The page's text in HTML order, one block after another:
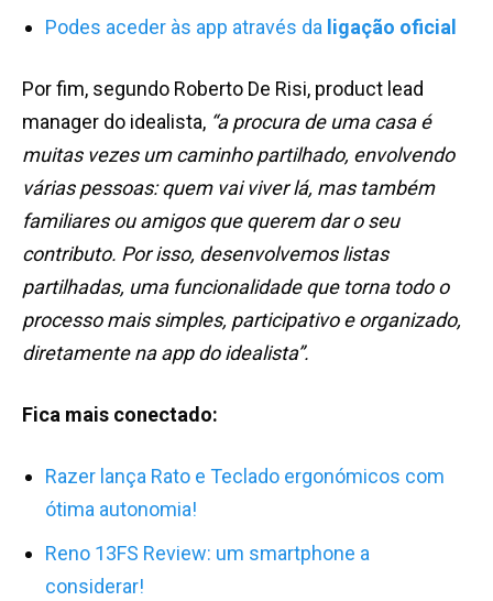
Podes aceder às app através da ligação oficial
Por fim, segundo Roberto De Risi, product lead
manager do idealista, “a procura de uma casa é
muitas vezes um caminho partilhado, envolvendo
várias pessoas: quem vai viver lá, mas também
familiares ou amigos que querem dar o seu
contributo. Por isso, desenvolvemos listas
partilhadas, uma funcionalidade que torna todo o
processo mais simples, participativo e organizado,
diretamente na app do idealista”.
Fica mais conectado:
Razer lança Rato e Teclado ergonómicos com
ótima autonomia!
Reno 13FS Review: um smartphone a
considerar!